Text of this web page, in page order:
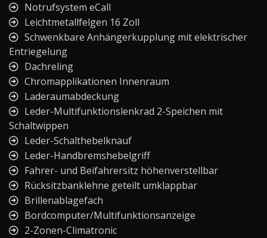
Notrufsystem eCall
Leichtmetallfelgen 16 Zoll
Schwenkbare Anhängerkupplung mit elektrischer
Entriegelung
Dachreling
Chromapplikationen Innenraum
Laderaumabdeckung
Leder-Multifunktionslenkrad 2-Speichen mit
Schaltwippen
Leder-Schalthebelknauf
Leder-Handbremshebelgriff
Fahrer- und Beifahrersitz höhenverstellbar
Rücksitzbanklehne geteilt umklappbar
Brillenablagefach
Bordcomputer/Multifunktionsanzeige
2-Zonen-Climatronic